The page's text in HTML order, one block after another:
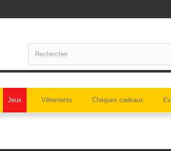
Jeux Vêtements Chèques cadeaux